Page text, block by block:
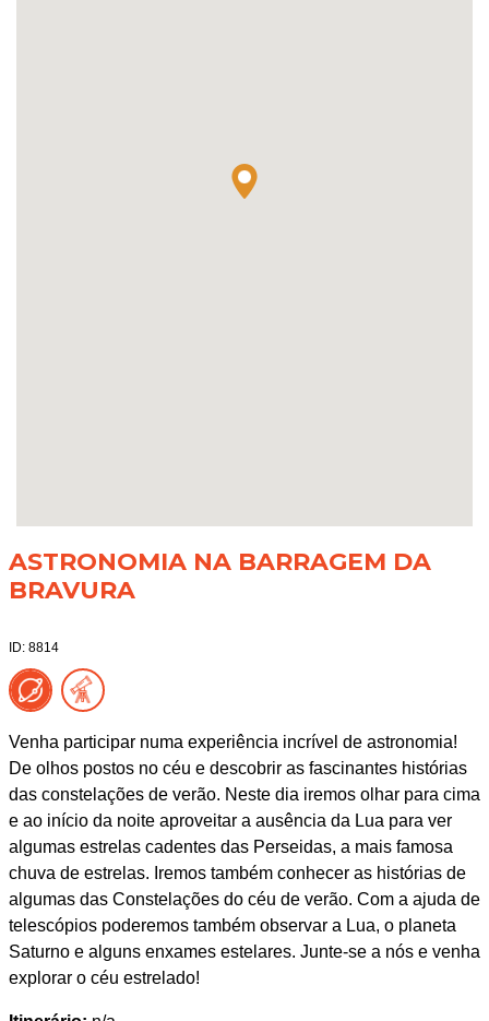
ASTRONOMIA NA BARRAGEM DA
BRAVURA
ID: 8814
Venha participar numa experiência incrível de astronomia!
De olhos postos no céu e descobrir as fascinantes histórias
das constelações de verão. Neste dia iremos olhar para cima
e ao início da noite aproveitar a ausência da Lua para ver
algumas estrelas cadentes das Perseidas, a mais famosa
chuva de estrelas. Iremos também conhecer as histórias de
algumas das Constelações do céu de verão. Com a ajuda de
telescópios poderemos também observar a Lua, o planeta
Saturno e alguns enxames estelares. Junte-se a nós e venha
explorar o céu estrelado!